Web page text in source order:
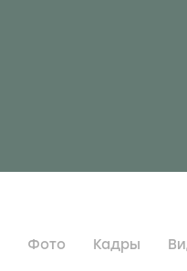
Фото Кадры